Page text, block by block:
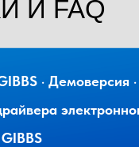
И FAQ
· Демоверсия ·